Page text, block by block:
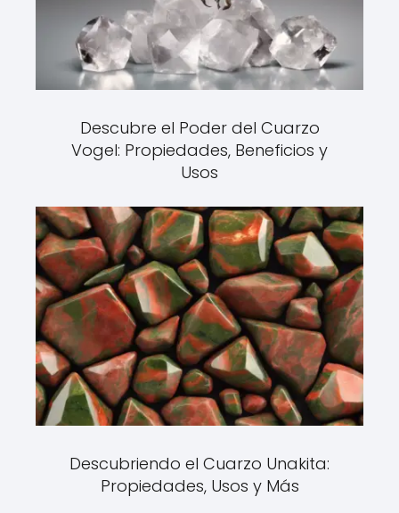
Descubre el Poder del Cuarzo
Vogel: Propiedades, Beneficios y
Usos
Descubriendo el Cuarzo Unakita:
Propiedades, Usos y Más